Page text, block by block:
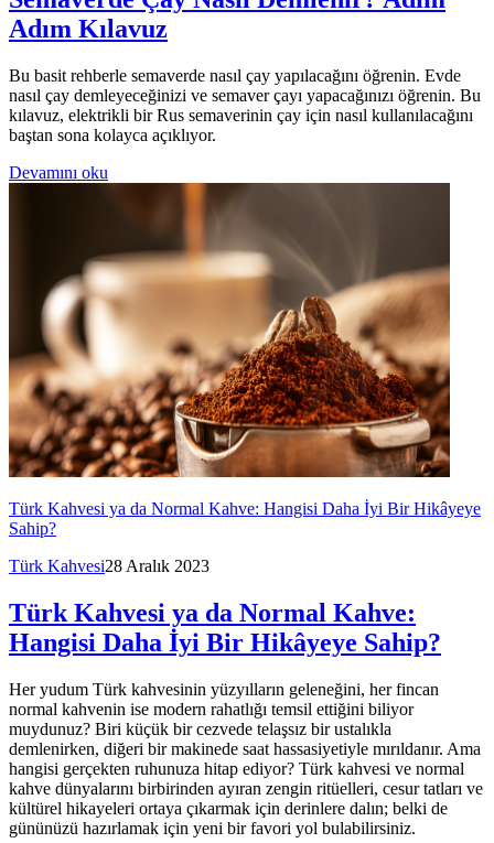
Adım Kılavuz
Bu basit rehberle semaverde nasıl çay yapılacağını öğrenin. Evde
nasıl çay demleyeceğinizi ve semaver çayı yapacağınızı öğrenin. Bu
kılavuz, elektrikli bir Rus semaverinin çay için nasıl kullanılacağını
baştan sona kolayca açıklıyor.
Devamını oku
Türk Kahvesi ya da Normal Kahve: Hangisi Daha İyi Bir Hikâyeye
Sahip?
Türk Kahvesi28 Aralık 2023
Türk Kahvesi ya da Normal Kahve:
Hangisi Daha İyi Bir Hikâyeye Sahip?
Her yudum Türk kahvesinin yüzyılların geleneğini, her fincan
normal kahvenin ise modern rahatlığı temsil ettiğini biliyor
muydunuz? Biri küçük bir cezvede telaşsız bir ustalıkla
demlenirken, diğeri bir makinede saat hassasiyetiyle mırıldanır. Ama
hangisi gerçekten ruhunuza hitap ediyor? Türk kahvesi ve normal
kahve dünyalarını birbirinden ayıran zengin ritüelleri, cesur tatları ve
kültürel hikayeleri ortaya çıkarmak için derinlere dalın; belki de
gününüzü hazırlamak için yeni bir favori yol bulabilirsiniz.